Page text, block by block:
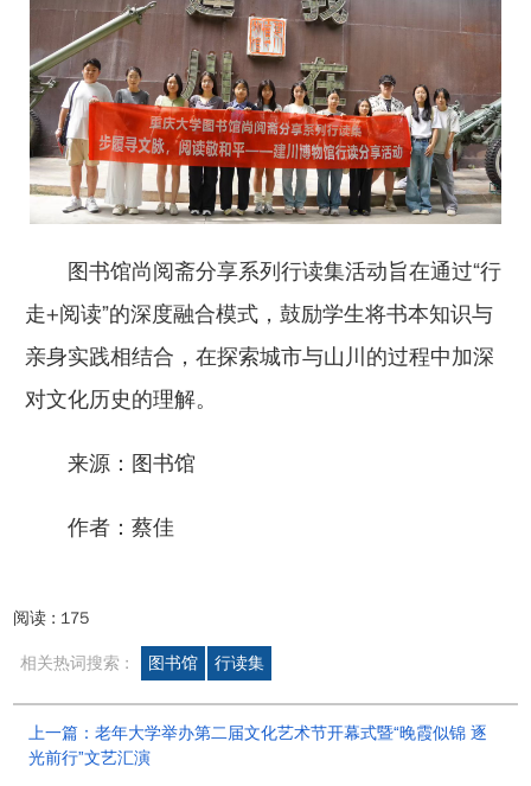
图书馆尚阅斋分享系列行读集活动旨在通过“行
走+阅读”的深度融合模式，鼓励学生将书本知识与
亲身实践相结合，在探索城市与山川的过程中加深
对文化历史的理解。
来源：图书馆
作者：蔡佳
阅读 : 175
相关热词搜索 : 图书馆 行读集
上一篇：老年大学举办第二届文化艺术节开幕式暨“晚霞似锦 逐
光前行”文艺汇演